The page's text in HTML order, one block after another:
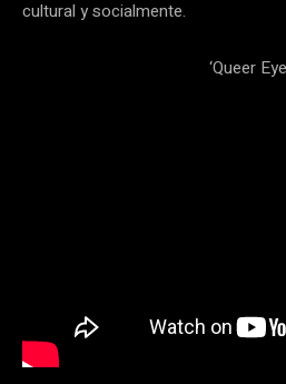
cultural y socialmente.
‘Queer